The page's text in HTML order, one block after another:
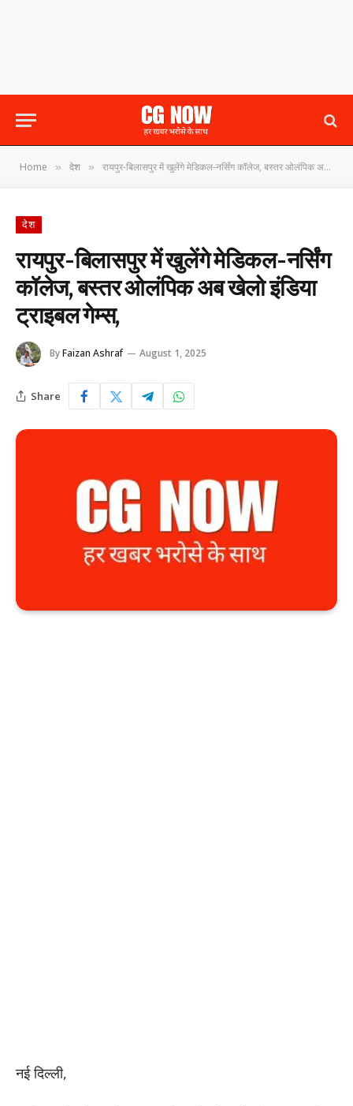
Home » देश » रायपुर-बिलासपुर में खुलेंगे मेडिकल-नर्सिंग कॉलेज, बस्तर ओलंपिक अब खेलो इंडिया ट्राइबल गेम्स,
देश
रायपुर-बिलासपुर में खुलेंगे मेडिकल-नर्सिंग
कॉलेज, बस्तर ओलंपिक अब खेलो इंडिया
ट्राइबल गेम्स,
ByFaizan Ashraf August 1, 2025
Share
नई दिल्ली,